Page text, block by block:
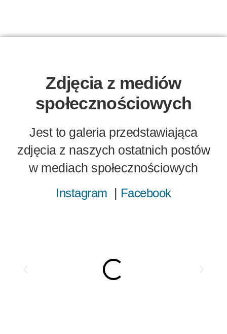
Zdjęcia z mediów
społecznościowych
Jest to galeria przedstawiająca
zdjęcia z naszych ostatnich postów
w mediach społecznościowych
Instagram | Facebook